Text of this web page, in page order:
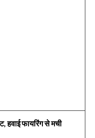
हवाई फायरिंग से मची